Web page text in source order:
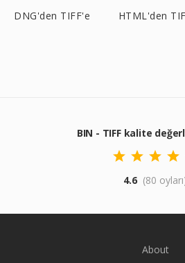
DNG'den TIFF'e HTML'den
BIN - TIFF kalite
4.6 (80
About